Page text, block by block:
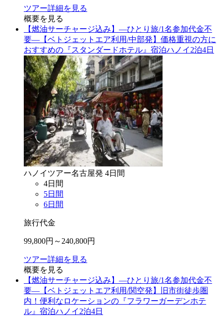
ツアー詳細を見る
概要を見る
【燃油サーチャージ込み】―ひとり旅/1名参加代金不
要―【ベトジェットエア利用/中部発】価格重視の方に
おすすめの『スタンダードホテル』宿泊ハノイ2泊4日
ハノイ ツアー名古屋発 4日間
4日間
5日間
6日間
旅行代金
99,800円～ 240,800円
ツアー詳細を見る
概要を見る
【燃油サーチャージ込み】―ひとり旅/1名参加代金不
要―【ベトジェットエア利用/関空発】旧市街徒歩圏
内！便利なロケーションの『フラワーガーデンホテ
ル』宿泊ハノイ2泊4日